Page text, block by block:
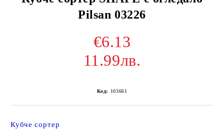
Pilsan 03226
€6.13
11.99лв.
Код: 103661
Кубче сортер